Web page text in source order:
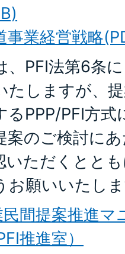
事業経営戦略
、PFI法第6条
たしますが、
るPPP/PFI方
案のご検討に
いただくとと
お願いいたし
民間提案推進
推進室）